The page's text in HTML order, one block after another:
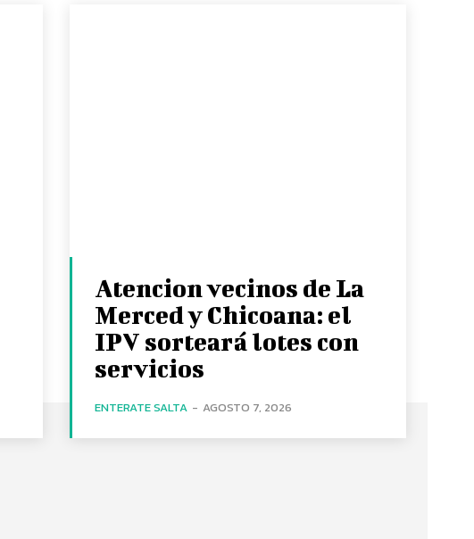
Atencion vecinos de La
Merced y Chicoana: el
IPV sorteará lotes con
servicios
ENTERATE SALTA - AGOSTO 7, 2026